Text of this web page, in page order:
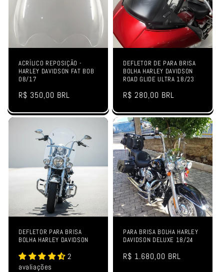
ACRÍLICO REPOSIÇÃO -
HARLEY DAVIDSON FAT BOB
08/17
Preço
R$ 350,00 BRL
DEFLETOR DE PARA BRISA
BOLHA HARLEY DAVIDSON
ROAD GLIDE ULTRA 18/23
Preço
R$ 280,00 BRL
DEFLETOR PARA BRISA
BOLHA HARLEY DAVIDSON
2
avaliações
PARA BRISA BOLHA HARLEY
DAVIDSON DELUXE 18/24
Preço
R$ 1.680,00 BRL